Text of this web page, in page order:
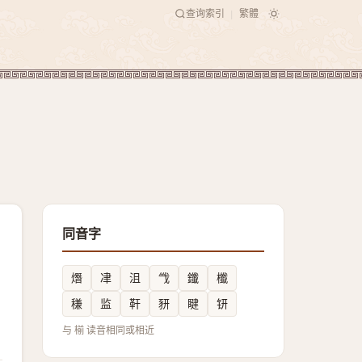
查询索引 繁體
同音字
熸 冿 沮 㦰 鑯
櫼
稴
监 靬 豜 睷 钘
与 椾 读音相同或相近